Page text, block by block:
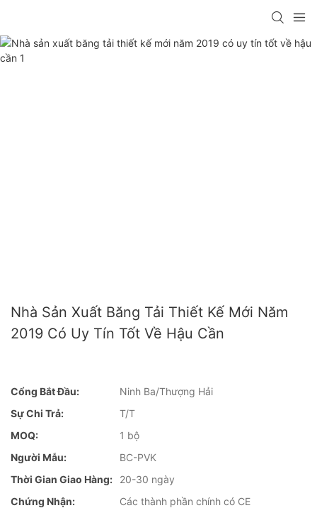
Nhà Sản Xuất Băng Tải Thiết Kế Mới Năm
2019 Có Uy Tín Tốt Về Hậu Cần
Cổng Bắt Đầu:
Ninh Ba/Thượng Hải
Sự Chi Trả:
T/T
MOQ:
1 bộ
Người Mẫu:
BC-PVK
Thời Gian Giao Hàng:
20-30 ngày
Chứng Nhận:
Các thành phần chính có CE